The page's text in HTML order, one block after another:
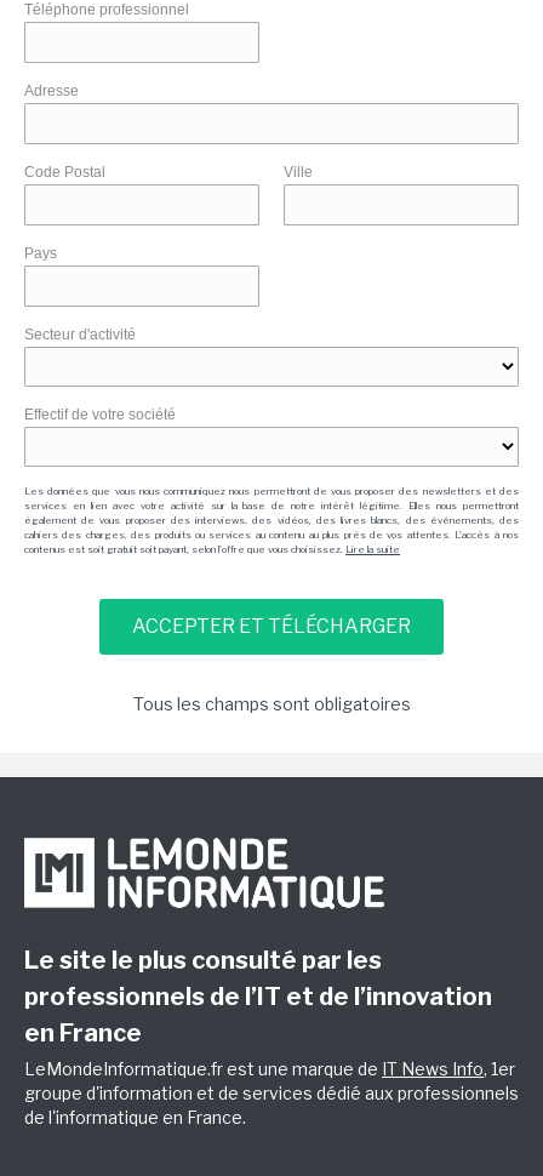
Téléphone professionnel
Adresse
Code Postal Ville
Pays
Secteur d'activité
Effectif de votre société
Les données que vous nous communiquez nous permettront de vous proposer des newsletters et des
services en lien avec votre activité sur la base de notre intérêt légitime. Elles nous permettront
également de vous proposer des interviews, des vidéos, des livres blancs, des événements, des
cahiers des charges, des produits ou services au contenu au plus près de vos attentes. L'accès à nos
contenus est soit gratuit soit payant, selon l'offre que vous choisissez. Lire la suite
Tous les champs sont obligatoires
Le site le plus consulté par les
professionnels de l’IT et de l’innovation
en France
LeMondeInformatique.fr est une marque de IT News Info, 1er
groupe d'information et de services dédié aux professionnels
de l'informatique en France.